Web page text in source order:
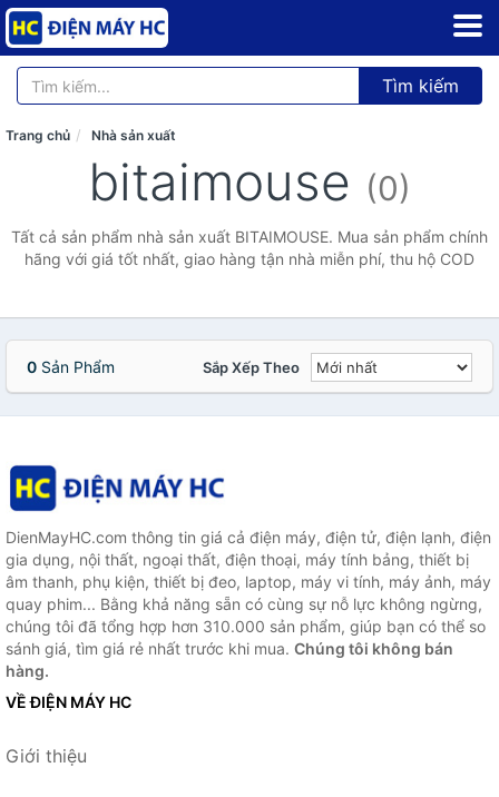
Tìm kiếm
Trang chủ Nhà sản xuất
bitaimouse (0)
Tất cả sản phẩm nhà sản xuất BITAIMOUSE. Mua sản phẩm chính
hãng với giá tốt nhất, giao hàng tận nhà miễn phí, thu hộ COD
0 Sản Phẩm Sắp Xếp Theo
DienMayHC.com thông tin giá cả điện máy, điện tử, điện lạnh, điện
gia dụng, nội thất, ngoại thất, điện thoại, máy tính bảng, thiết bị
âm thanh, phụ kiện, thiết bị đeo, laptop, máy vi tính, máy ảnh, máy
quay phim... Bằng khả năng sẵn có cùng sự nỗ lực không ngừng,
chúng tôi đã tổng hợp hơn 310.000 sản phẩm, giúp bạn có thể so
sánh giá, tìm giá rẻ nhất trước khi mua. Chúng tôi không bán
hàng.
VỀ ĐIỆN MÁY HC
Giới thiệu